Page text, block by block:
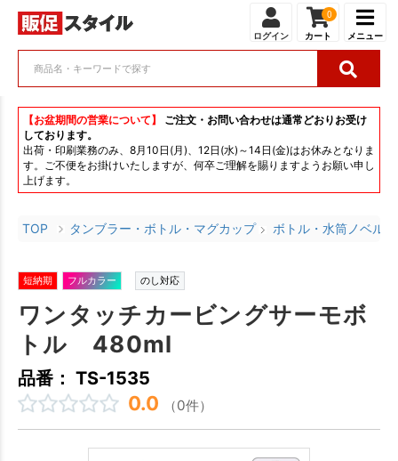
ログイン
0
カート メニュー
【お盆期間の営業について】
ご注文・お問い合わせは通常どおりお受け
しております。
出荷・印刷業務のみ、8月10日(月)、12日(水)～14日(金)はお休みとなりま
す。ご不便をお掛けいたしますが、何卒ご理解を賜りますようお願い申し
上げます。
TOP タンブラー・ボトル・マグカップ ボトル・水筒ノベル
短納期 フルカラー のし対応
ワンタッチカービングサーモボ
トル 480ml
品番： TS-1535
0.0 （0件）